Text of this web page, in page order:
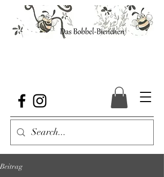
Beitrag